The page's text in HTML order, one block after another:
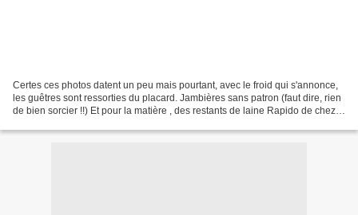
Certes ces photos datent un peu mais pourtant, avec le froid qui s'annonce,
les guêtres sont ressorties du placard. Jambières sans patron (faut dire, rien
de bien sorcier !!) Et pour la matière , des restants de laine Rapido de chez